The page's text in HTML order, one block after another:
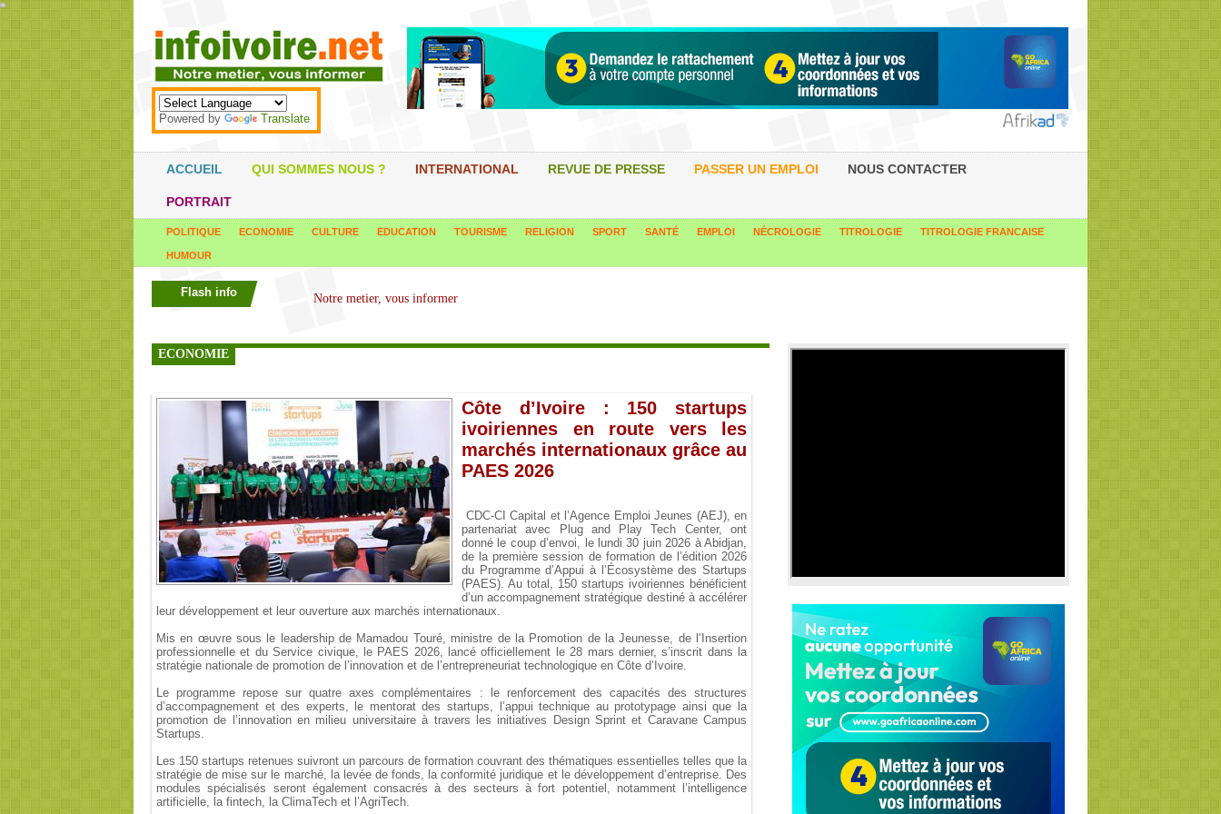
*
*
*
*
*
*
*
*
*
*
*
*
*
*
*
*
*
*
*
*
*
*
*
*
*
*
*
*
*
*
*
*
*
*
*
*
Powered by Translate
ACCUEIL QUI SOMMES NOUS ? INTERNATIONAL REVUE DE PRESSE PASSER UN EMPLOI NOUS CONTACTER
PORTRAIT
POLITIQUE ECONOMIE CULTURE EDUCATION TOURISME RELIGION SPORT SANTÉ EMPLOI NÉCROLOGIE TITROLOGIE TITROLOGIE FRANCAISE
HUMOUR
Flash info
ECONOMIE
Côte d’Ivoire : 150 startups
ivoiriennes en route vers les
marchés internationaux grâce au
PAES 2026
CDC-CI Capital et l’Agence Emploi Jeunes (AEJ), en
partenariat avec Plug and Play Tech Center, ont
donné le coup d’envoi, le lundi 30 juin 2026 à Abidjan,
de la première session de formation de l’édition 2026
du Programme d’Appui à l’Écosystème des Startups
(PAES). Au total, 150 startups ivoiriennes bénéficient
d’un accompagnement stratégique destiné à accélérer
leur développement et leur ouverture aux marchés internationaux.
Mis en œuvre sous le leadership de Mamadou Touré, ministre de la Promotion de la Jeunesse, de l’Insertion
professionnelle et du Service civique, le PAES 2026, lancé officiellement le 28 mars dernier, s’inscrit dans la
stratégie nationale de promotion de l’innovation et de l’entrepreneuriat technologique en Côte d’Ivoire.
Le programme repose sur quatre axes complémentaires : le renforcement des capacités des structures
d’accompagnement et des experts, le mentorat des startups, l’appui technique au prototypage ainsi que la
promotion de l’innovation en milieu universitaire à travers les initiatives Design Sprint et Caravane Campus
Startups.
Les 150 startups retenues suivront un parcours de formation couvrant des thématiques essentielles telles que la
stratégie de mise sur le marché, la levée de fonds, la conformité juridique et le développement d’entreprise. Des
modules spécialisés seront également consacrés à des secteurs à fort potentiel, notamment l’intelligence
artificielle, la fintech, la ClimaTech et l’AgriTech.